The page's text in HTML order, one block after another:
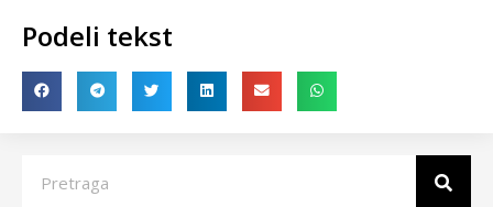
Podeli tekst